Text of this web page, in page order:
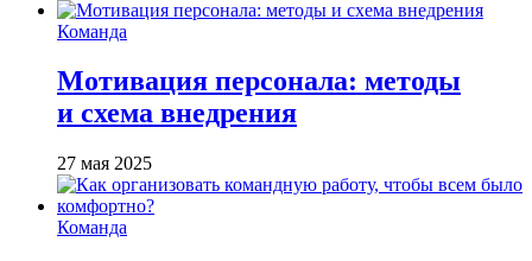
Команда
Мотивация персонала: методы
и схема внедрения
27 мая 2025
Команда